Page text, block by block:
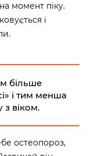
момент піку.
і
більше
і тим менша
з віком.
остеопороз,